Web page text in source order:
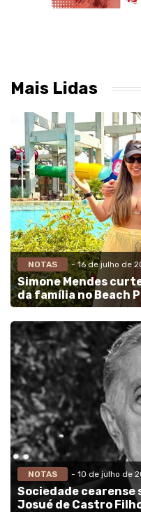
Mais Lidas
NOTAS - 16 de julho de
Simone Mendes
da família no Beach
NOTAS - 10 de julho de
Sociedade cearense
Josué de Castro